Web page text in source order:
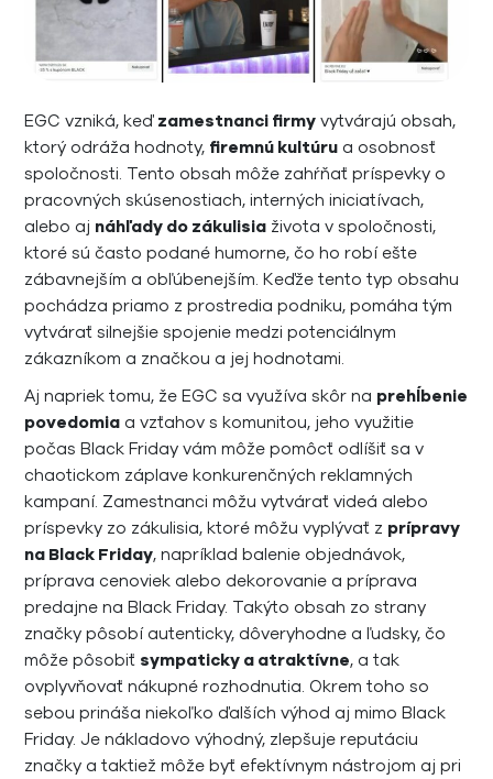
EGC vzniká, keď zamestnanci firmy vytvárajú obsah,
ktorý odráža hodnoty, firemnú kultúru a osobnosť
spoločnosti. Tento obsah môže zahŕňať príspevky o
pracovných skúsenostiach, interných iniciatívach,
alebo aj náhľady do zákulisia života v spoločnosti,
ktoré sú často podané humorne, čo ho robí ešte
zábavnejším a obľúbenejším. Keďže tento typ obsahu
pochádza priamo z prostredia podniku, pomáha tým
vytvárať silnejšie spojenie medzi potenciálnym
zákazníkom a značkou a jej hodnotami.
Aj napriek tomu, že EGC sa využíva skôr na prehĺbenie
povedomia a vzťahov s komunitou, jeho využitie
počas Black Friday vám môže pomôcť odlíšiť sa v
chaotickom záplave konkurenčných reklamných
kampaní. Zamestnanci môžu vytvárať videá alebo
príspevky zo zákulisia, ktoré môžu vyplývať z prípravy
na Black Friday, napríklad balenie objednávok,
príprava cenoviek alebo dekorovanie a príprava
predajne na Black Friday. Takýto obsah zo strany
značky pôsobí autenticky, dôveryhodne a ľudsky, čo
môže pôsobiť sympaticky a atraktívne, a tak
ovplyvňovať nákupné rozhodnutia. Okrem toho so
sebou prináša niekoľko ďalších výhod aj mimo Black
Friday. Je nákladovo výhodný, zlepšuje reputáciu
značky a taktiež môže byť efektívnym nástrojom aj pri